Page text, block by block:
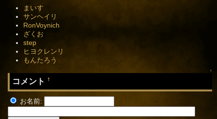
まいす
サンヘイリ
RonVoynich
ざくお
step
ヒヨクレンリ
もんたろう
↑
コメント†
お名前: